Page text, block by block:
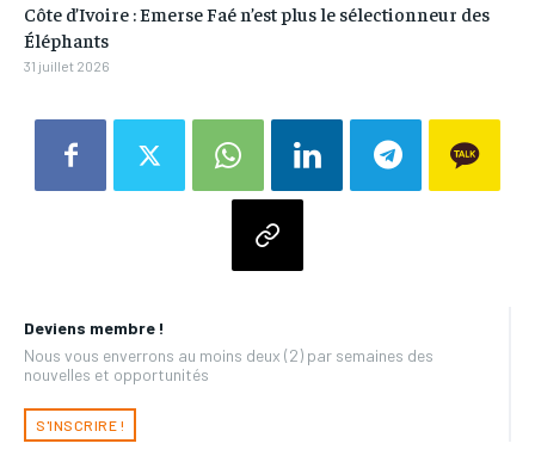
Deviens membre !
Nous vous enverrons au moins deux (2) par semaines des
nouvelles et opportunités
S'INSCRIRE !
Côte d’Ivoire : Emerse Faé n’est plus le sélectionneur des
Éléphants
31 juillet 2026